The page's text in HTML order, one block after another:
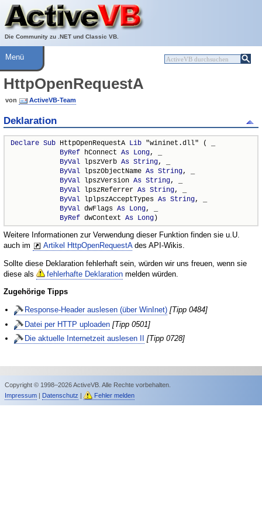
Die Community zu .NET und Classic VB.
Über ActiveVB
Hilfe
Menü
HttpOpenRequestA
von ActiveVB-Team
Deklaration
Declare Sub HttpOpenRequestA Lib "wininet.dll" ( _
ByRef hConnect As Long, _
ByVal lpszVerb As String, _
ByVal lpszObjectName As String, _
ByVal lpszVersion As String, _
ByVal lpszReferrer As String, _
ByVal lplpszAcceptTypes As String, _
ByVal dwFlags As Long, _
ByRef dwContext As Long)
Weitere Informationen zur Verwendung dieser Funktion finden sie u.U.
auch im
Artikel HttpOpenRequestAdes API-Wikis.
Sollte diese Deklaration fehlerhaft sein, würden wir uns freuen, wenn sie
diese als
fehlerhafte Deklaration melden würden.
Zugehörige Tipps
Response-Header auslesen (über WinInet) [Tipp 0484]
Datei per HTTP uploaden [Tipp 0501]
Die aktuelle Internetzeit auslesen II
[Tipp 0728]
Copyright © 1998–2026 ActiveVB. Alle Rechte vorbehalten.
Impressum| Datenschutz Fehler melden